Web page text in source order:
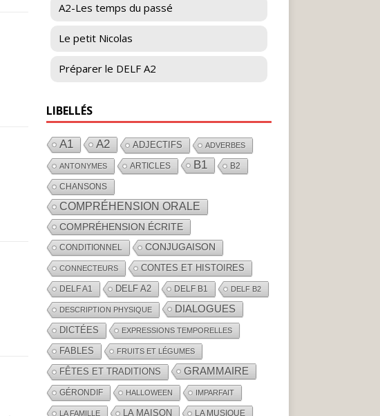
A2-Les temps du passé
Le petit Nicolas
Préparer le DELF A2
LIBELLÉS
A1 A2 ADJECTIFS ADVERBES
ANTONYMES ARTICLES B1 B2
CHANSONS
COMPRÉHENSION ORALE
COMPRÉHENSION ÉCRITE
CONDITIONNEL CONJUGAISON
CONNECTEURS CONTES ET HISTOIRES
DELF A1 DELF A2 DELF B1 DELF B2
DESCRIPTION PHYSIQUE DIALOGUES
DICTÉES EXPRESSIONS TEMPORELLES
FABLES FRUITS ET LÉGUMES
FÊTES ET TRADITIONS GRAMMAIRE
GÉRONDIF HALLOWEEN IMPARFAIT
LA FAMILLE LA MAISON LA MUSIQUE